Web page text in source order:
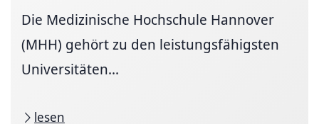
Die Medizinische Hochschule Hannover
(MHH) gehört zu den leistungsfähigsten
Universitäten...
lesen